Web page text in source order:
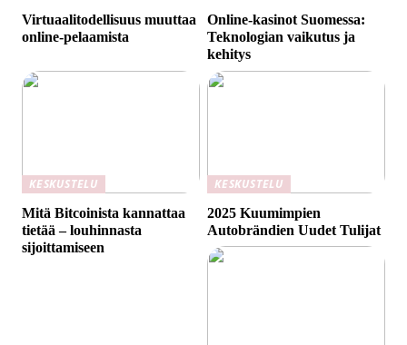
Virtuaalitodellisuus muuttaa
online-pelaamista
Online-kasinot Suomessa:
Teknologian vaikutus ja
kehitys
KESKUSTELU
Mitä Bitcoinista kannattaa
tietää – louhinnasta
sijoittamiseen
KESKUSTELU
2025 Kuumimpien
Autobrändien Uudet Tulijat